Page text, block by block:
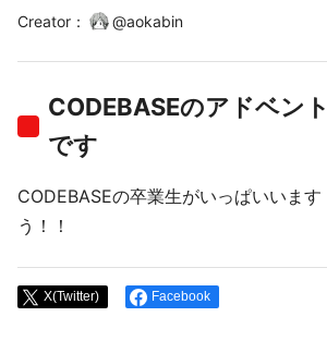
Creator ： @aokabin
CODEBASEのアドベン
です
CODEBASEの卒業生がいっぱいいます
う！！
X(Twitter) Facebook